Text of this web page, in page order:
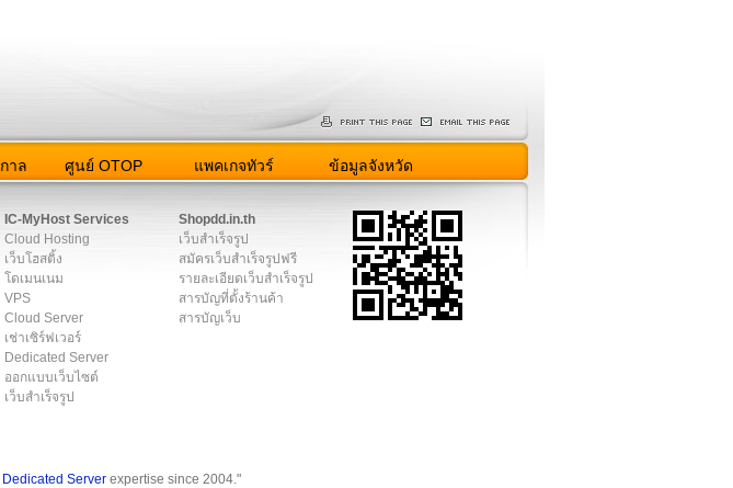
าล ศูนย์ OTOP แพคเกจทัวร์ ข้อมูลจังหวัด
IC-MyHost Services
Cloud Hosting
เว็บโฮสติ้ง
โดเมนเนม
VPS
Cloud Server
เช่าเซิร์ฟเวอร์
Dedicated Server
ออกแบบเว็บไซต์
เว็บสำเร็จรูป
Shopdd.in.th
เว็บสำเร็จรูป
สมัครเว็บสำเร็จรูปฟรี
รายละเอียดเว็บสำเร็จรูป
สารบัญที่ตั้งร้านค้า
สารบัญเว็บ
Serverexpertise since 2004."